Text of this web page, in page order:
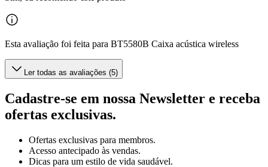
Esta avaliação foi feita para BT5580B Caixa acústica wireless
Ler todas as avaliações (5)
Cadastre-se em nossa Newsletter e receba
ofertas exclusivas.
Ofertas exclusivas para membros.
Acesso antecipado às vendas.
Dicas para um estilo de vida saudável.